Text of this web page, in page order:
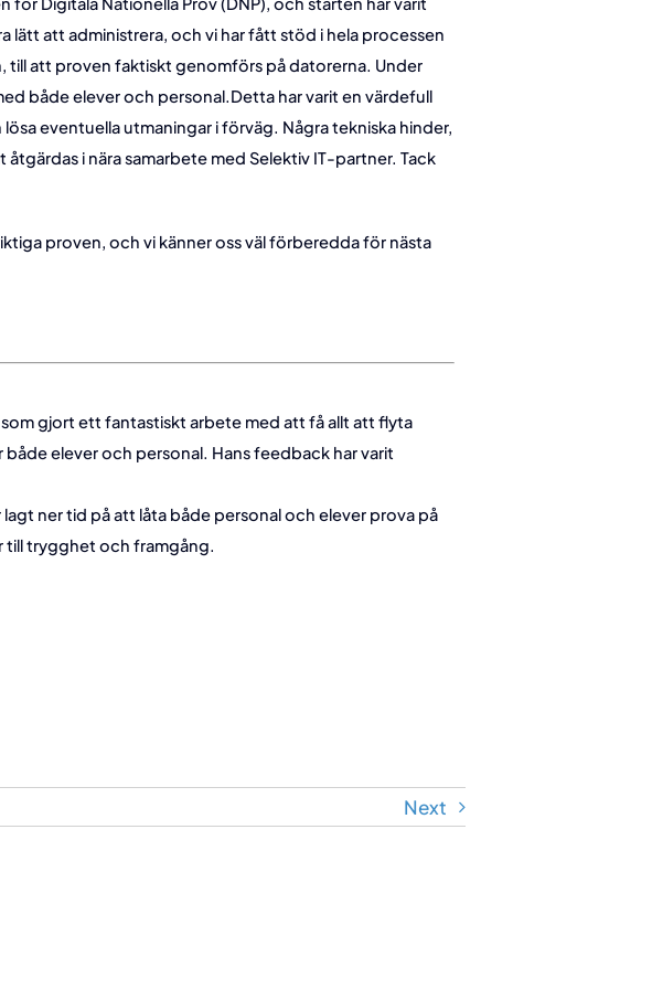
lätt att administrera, och vi har fått stöd i hela processen
att proven faktiskt genomförs på datorerna. Under
både elever och personal.Detta har varit en värdefull
eventuella utmaningar i förväg. Några tekniska hinder,
i nära samarbete med Selektiv IT-partner. Tack
proven, och vi känner oss väl förberedda för nästa
gjort ett fantastiskt arbete med att få allt att flyta
elever och personal. Hans feedback har varit
ner tid på att låta både personal och elever prova på
till trygghet och framgång.
Next